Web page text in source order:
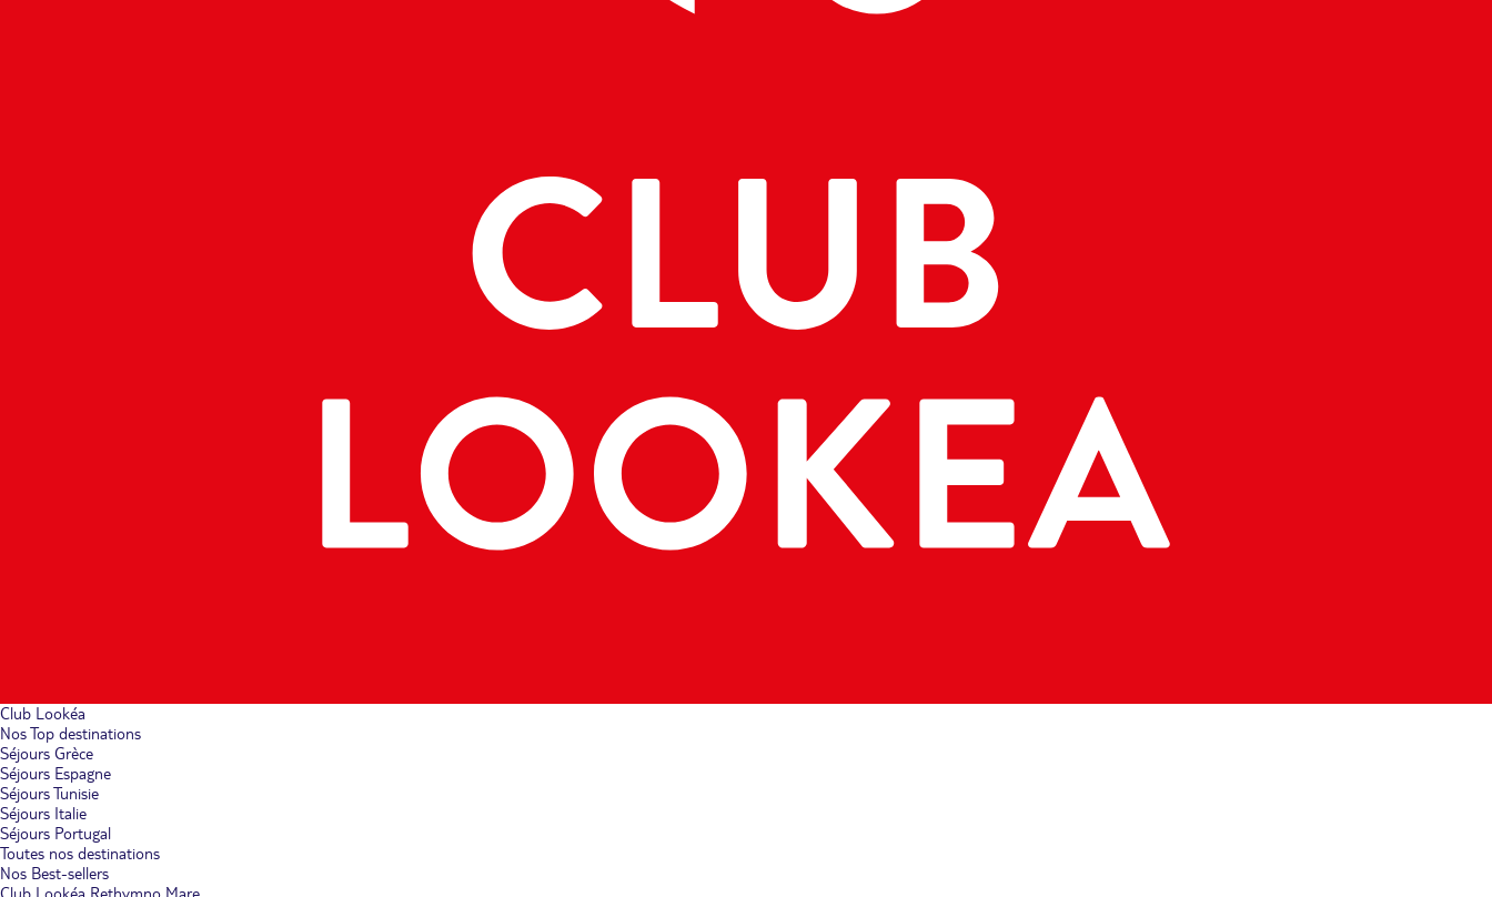
Club Lookéa
Nos Top destinations
Séjours Grèce
Séjours Espagne
Séjours Tunisie
Séjours Italie
Séjours Portugal
Toutes nos destinations
Nos Best-sellers